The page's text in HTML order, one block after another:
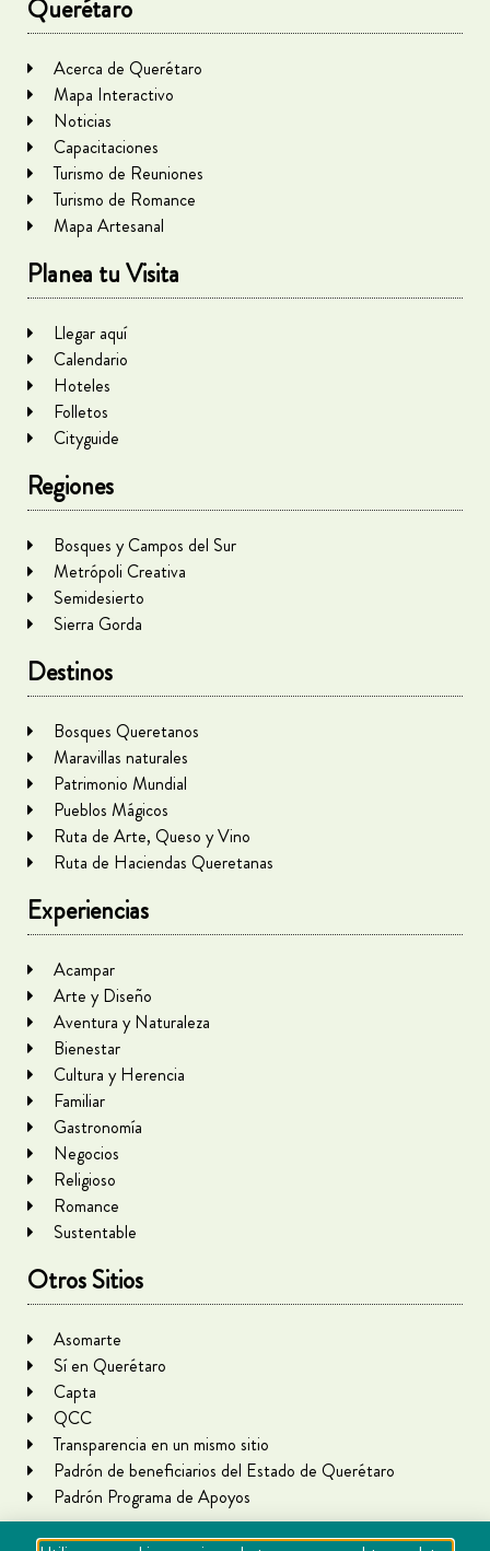
Querétaro
Acerca de Querétaro
Mapa Interactivo
Noticias
Capacitaciones
Turismo de Reuniones
Turismo de Romance
Mapa Artesanal
Planea tu Visita
Llegar aquí
Calendario
Hoteles
Folletos
Cityguide
Regiones
Bosques y Campos del Sur
Metrópoli Creativa
Semidesierto
Sierra Gorda
Destinos
Bosques Queretanos
Maravillas naturales
Patrimonio Mundial
Pueblos Mágicos
Ruta de Arte, Queso y Vino
Ruta de Haciendas Queretanas
Experiencias
Acampar
Arte y Diseño
Aventura y Naturaleza
Bienestar
Cultura y Herencia
Familiar
Gastronomía
Negocios
Religioso
Romance
Sustentable
Otros Sitios
Asomarte
Sí en Querétaro
Capta
QCC
Transparencia en un mismo sitio
Padrón de beneficiarios del Estado de Querétaro
Padrón Programa de Apoyos